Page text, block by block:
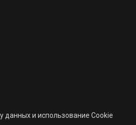
данных и использование Cookie